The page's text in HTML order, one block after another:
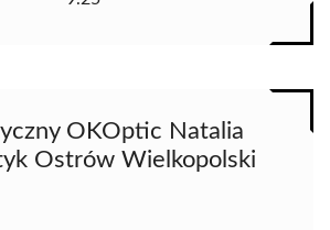
OKOptic Natalia
Ostrów Wielkopolski